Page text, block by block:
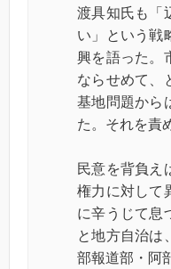
渡具知氏も「
い」という戦
興を語った。
ならせめて、
基地問題から
た。それを責
民意を背負え
権力に対して
に辛うじて息
と地方自治は
部報道部・阿